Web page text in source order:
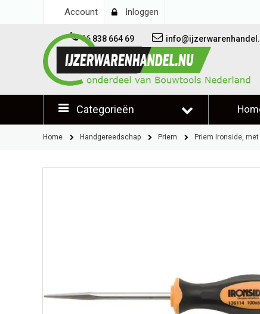
Account Inloggen
06 838 664 69
Categorieën
Home Handgereedschap Priem Priem Ironside,